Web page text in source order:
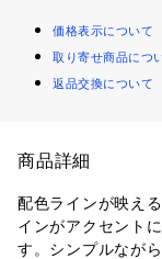
価格表示について
取り寄せ商品につ
返品交換について
商品詳細
配色ラインが映え
インがアクセント
す。シンプルなが